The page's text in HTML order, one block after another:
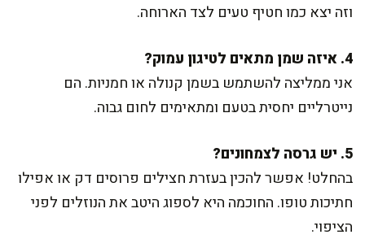
וזה יצא כמו חטיף טעים לצד הארוחה.
4. איזה שמן מתאים לטיגון עמוק?
אני ממליצה להשתמש בשמן קנולה או חמניות. הם
נייטרליים יחסית בטעם ומתאימים לחום גבוה.
5. יש גרסה לצמחונים?
בהחלט! אפשר להכין בעזרת חצילים פרוסים דק או אפילו
חתיכות טופו. החוכמה היא לספוג היטב את הנוזלים לפני
הציפוי.